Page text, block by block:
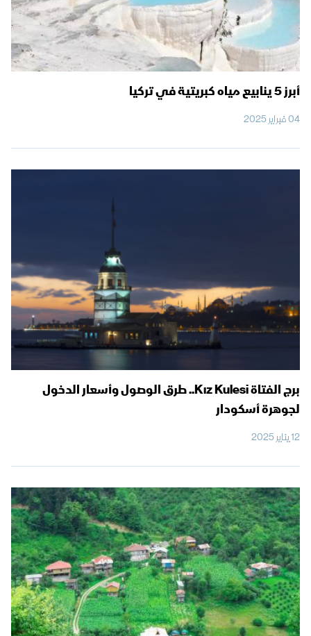
أبرز 5 ينابيع مياه كبريتية في تركيا
04 فبراير 2025
برج الفتاة Kız Kulesi.. طرق الوصول وأسعار الدخول
لجوهرة أسكودار
12 يناير 2025